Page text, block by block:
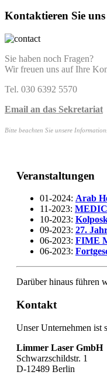
Kontaktieren Sie uns
Sie haben noch Fragen?
Wir freuen uns auf Ihre
Tel. 030 6392 5570
Email an das Sekretariat
Bitte beachten Sie unsere
Veranstaltungen
01-2024: Arab
11-2023:
10-2023:
09-2023: 27.
06-2023: FIME
06-2023:
Darüber hinaus führen
Kontakt
Unser Unternehmen ist
Limmer Laser GmbH
Schwarzschildstr. 1
D-12489 Berlin